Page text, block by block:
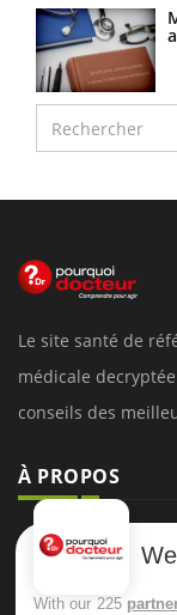
Le site santé de
médicale
conseils des
À PROPOS
Données
With our 225